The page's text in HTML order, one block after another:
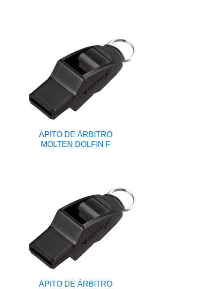
APITO DE ÁRBITRO
MOLTEN DOLFIN F
APITO DE ÁRBITRO